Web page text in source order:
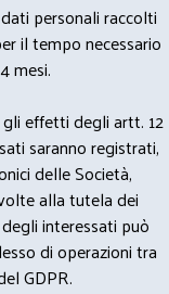
personali raccolti
il tempo necessario
mesi.
effetti degli artt. 12
saranno registrati,
delle Società,
alla tutela dei
interessati può
di operazioni tra
GDPR.